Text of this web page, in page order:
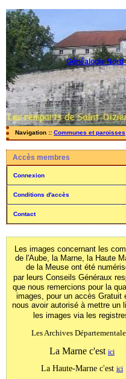
Généalogie Nord
Navigation :: Communes et paroisses
Accès membres
Connexion
Conditions d'accès
Contact
Les images concernant les
de l'Aube, la Marne, la Haute
de la Meuse ont été
par leurs Conseils Généraux
que nous remercions pour la
images, pour un accès Gratuit
nous avoir autorisé à mettre un
les images via les
Les Archives
La Marne c'est ici
La Haute-Marne c'est ici